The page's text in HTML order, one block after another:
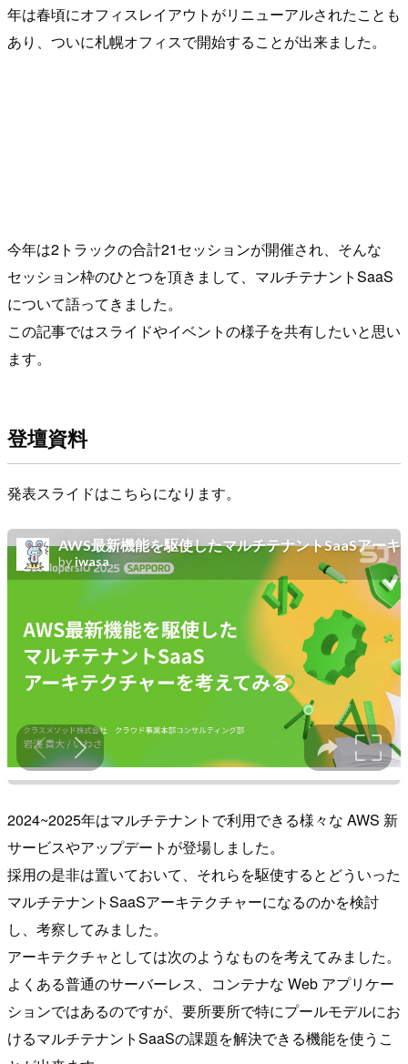
年は春頃にオフィスレイアウトがリニューアルされたことも
あり、ついに札幌オフィスで開始することが出来ました。
今年は2トラックの合計21セッションが開催され、そんな
セッション枠のひとつを頂きまして、マルチテナントSaaS
について語ってきました。
この記事ではスライドやイベントの様子を共有したいと思い
ます。
登壇資料
発表スライドはこちらになります。
2024~2025年はマルチテナントで利用できる様々な AWS 新
サービスやアップデートが登場しました。
採用の是非は置いておいて、それらを駆使するとどういった
マルチテナントSaaSアーキテクチャーになるのかを検討
し、考察してみました。
アーキテクチャとしては次のようなものを考えてみました。
よくある普通のサーバーレス、コンテナな Web アプリケー
ションではあるのですが、要所要所で特にプールモデルにお
けるマルチテナントSaaSの課題を解決できる機能を使うこ